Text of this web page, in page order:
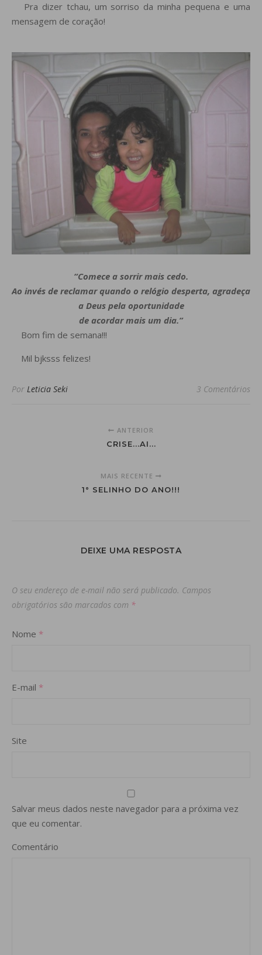
Pra dizer tchau, um sorriso da minha pequena e uma
mensagem de coração!
“Comece a sorrir mais cedo.
Ao invés de reclamar quando o relógio desperta, agradeça
a Deus pela oportunidade
de acordar mais um dia.”
Bom fim de semana!!!
Mil bjksss felizes!
Por Leticia Seki 3 Comentários
ANTERIOR
CRISE...AI...
MAIS RECENTE
1° SELINHO DO ANO!!!
DEIXE UMA RESPOSTA
O seu endereço de e-mail não será publicado. Campos
obrigatórios são marcados com *
Nome *
E-mail *
Site
Salvar meus dados neste navegador para a próxima vez
que eu comentar.
Comentário